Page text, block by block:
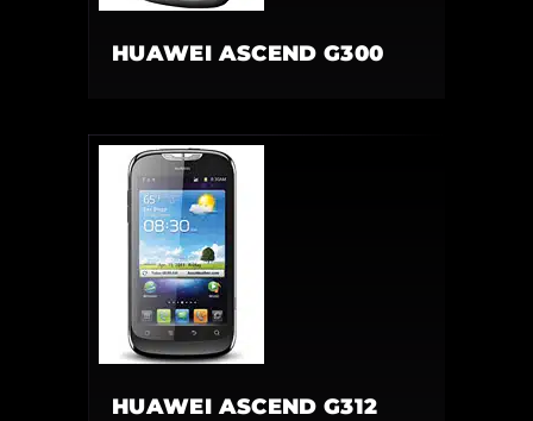
HUAWEI ASCEND G300
HUAWEI ASCEND G312